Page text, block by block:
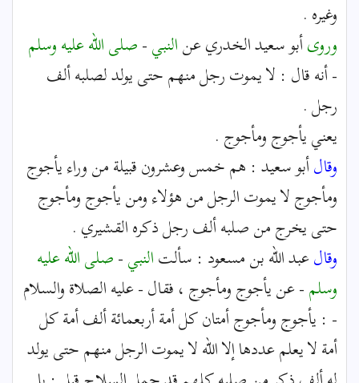
وغيره .
وروىأبو سعيد الخدري عنالنبي-صلى الله عليه وسلم
- أنه قال : لا يموت رجل منهم حتى يولد لصلبه ألف
رجل .
يعني يأجوج ومأجوج .
وقالأبو سعيد : هم خمس وعشرون قبيلة من وراء يأجوج
ومأجوج لا يموت الرجل من هؤلاء ومن يأجوج ومأجوج
حتى يخرج من صلبه ألف رجل ذكره القشيري .
وقالعبد الله بن مسعود : سألتالنبي-صلى الله عليه
وسلم- عن يأجوج ومأجوج ، فقال - عليه الصلاة والسلام
- : يأجوج ومأجوج أمتان كل أمة أربعمائة ألف أمة كل
أمة لا يعلم عددها إلا الله لا يموت الرجل منهم حتى يولد